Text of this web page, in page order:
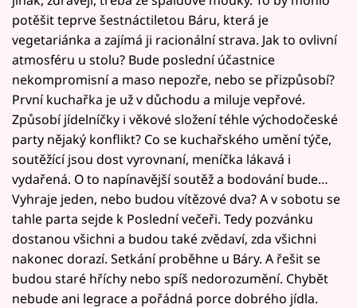
potěšit teprve šestnáctiletou Báru, která je
vegetariánka a zajímá ji racionální strava. Jak to ovlivní
atmosféru u stolu? Bude poslední účastnice
nekompromisní a maso nepozře, nebo se přizpůsobí?
První kuchařka je už v důchodu a miluje vepřové.
Způsobí jídelníčky i věkové složení téhle východočeské
party nějaký konflikt? Co se kuchařského umění týče,
soutěžící jsou dost vyrovnaní, meníčka lákavá i
vydařená. O to napínavější soutěž a bodování bude…
Vyhraje jeden, nebo budou vítězové dva? A v sobotu se
tahle parta sejde k Poslední večeři. Tedy pozvánku
dostanou všichni a budou také zvědaví, zda všichni
nakonec dorazí. Setkání proběhne u Báry. A řešit se
budou staré hříchy nebo spíš nedorozumění. Chybět
nebude ani legrace a pořádná porce dobrého jídla.